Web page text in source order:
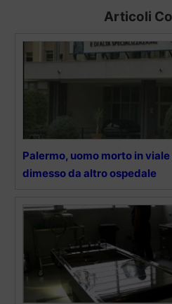
Articoli
Palermo, uomo morto in
dimesso da altro ospedale